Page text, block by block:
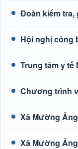
Đoàn kiểm tra,
Hội nghị công
Trung tâm y
Chương trình
Xã Mường
Xã Mường